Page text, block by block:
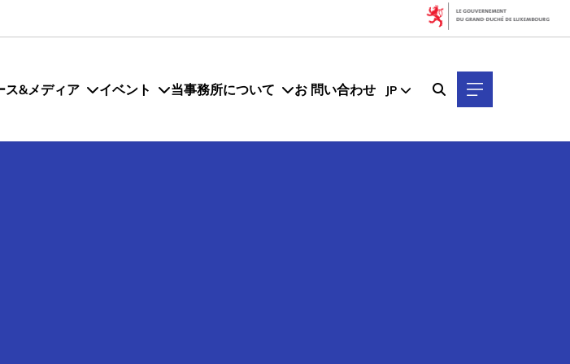
ス&メディア イベント 当事務所について お 問い合わせ JP